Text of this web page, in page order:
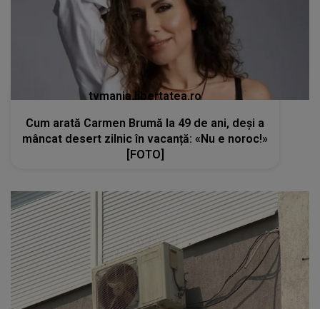
tvmania.libertatea.ro
Cum arată Carmen Brumă la 49 de ani, deși a
mâncat desert zilnic în vacanță: «Nu e noroc!»
[FOTO]